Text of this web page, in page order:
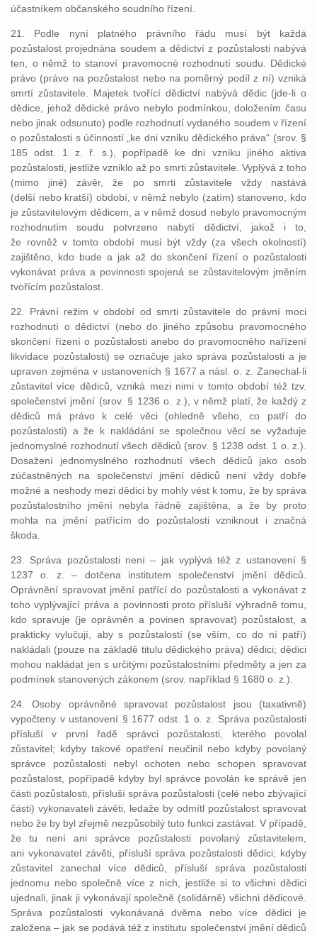
účastníkem občanského soudního řízení.
21. Podle nyní platného právního řádu musí být každá
pozůstalost projednána soudem a dědictví z pozůstalosti nabývá
ten, o němž to stanoví pravomocné rozhodnutí soudu. Dědické
právo (právo na pozůstalost nebo na poměrný podíl z ní) vzniká
smrtí zůstavitele. Majetek tvořící dědictví nabývá dědic (jde-li o
dědice, jehož dědické právo nebylo podmínkou, doložením času
nebo jinak odsunuto) podle rozhodnutí vydaného soudem v řízení
o pozůstalosti s účinností „ke dni vzniku dědického práva“ (srov. §
185 odst. 1 z. ř. s.), popřípadě ke dni vzniku jiného aktiva
pozůstalosti, jestliže vzniklo až po smrti zůstavitele. Vyplývá z toho
(mimo jiné) závěr, že po smrti zůstavitele vždy nastává
(delší nebo kratší) období, v němž nebylo (zatím) stanoveno, kdo
je zůstavitelovým dědicem, a v němž dosud nebylo pravomocným
rozhodnutím soudu potvrzeno nabytí dědictví, jakož i to,
že rovněž v tomto období musí být vždy (za všech okolností)
zajištěno, kdo bude a jak až do skončení řízení o pozůstalosti
vykonávat práva a povinnosti spojená se zůstavitelovým jměním
tvořícím pozůstalost.
22. Právní režim v období od smrti zůstavitele do právní moci
rozhodnutí o dědictví (nebo do jiného způsobu pravomocného
skončení řízení o pozůstalosti anebo do pravomocného nařízení
likvidace pozůstalosti) se označuje jako správa pozůstalosti a je
upraven zejména v ustanoveních § 1677 a násl. o. z. Zanechal-li
zůstavitel více dědiců, vzniká mezi nimi v tomto období též tzv.
společenství jmění (srov. § 1236 o. z.), v němž platí, že každý z
dědiců má právo k celé věci (ohledně všeho, co patří do
pozůstalosti) a že k nakládání se společnou věcí se vyžaduje
jednomyslné rozhodnutí všech dědiců (srov. § 1238 odst. 1 o. z.).
Dosažení jednomyslného rozhodnutí všech dědiců jako osob
zúčastněných na společenství jmění dědiců není vždy dobře
možné a neshody mezi dědici by mohly vést k tomu, že by správa
pozůstalostního jmění nebyla řádně zajištěna, a že by proto
mohla na jmění patřícím do pozůstalosti vzniknout i značná
škoda.
23. Správa pozůstalosti není – jak vyplývá též z ustanovení §
1237 o. z. – dotčena institutem společenství jmění dědiců.
Oprávnění spravovat jmění patřící do pozůstalosti a vykonávat z
toho vyplývající práva a povinnosti proto přísluší výhradně tomu,
kdo spravuje (je oprávněn a povinen spravovat) pozůstalost, a
prakticky vylučují, aby s pozůstalostí (se vším, co do ní patří)
nakládali (pouze na základě titulu dědického práva) dědici; dědici
mohou nakládat jen s určitými pozůstalostními předměty a jen za
podmínek stanovených zákonem (srov. například § 1680 o. z.).
24. Osoby oprávněné spravovat pozůstalost jsou (taxativně)
vypočteny v ustanovení § 1677 odst. 1 o. z. Správa pozůstalosti
přísluší v první řadě správci pozůstalosti, kterého povolal
zůstavitel; kdyby takové opatření neučinil nebo kdyby povolaný
správce pozůstalosti nebyl ochoten nebo schopen spravovat
pozůstalost, popřípadě kdyby byl správce povolán ke správě jen
části pozůstalosti, přísluší správa pozůstalosti (celé nebo zbývající
části) vykonavateli závěti, ledaže by odmítl pozůstalost spravovat
nebo že by byl zřejmě nezpůsobilý tuto funkci zastávat. V případě,
že tu není ani správce pozůstalosti povolaný zůstavitelem,
ani vykonavatel závěti, přísluší správa pozůstalosti dědici; kdyby
zůstavitel zanechal více dědiců, přísluší správa pozůstalosti
jednomu nebo společně více z nich, jestliže si to všichni dědici
ujednali, jinak ji vykonávají společně (solidárně) všichni dědicové.
Správa pozůstalosti vykonávaná dvěma nebo více dědici je
založena – jak se podává též z institutu společenství jmění dědiců